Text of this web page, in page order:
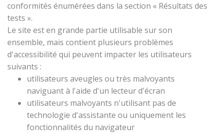
conformités énumérées dans la section « Résultats des
tests ».
Le site est en grande partie utilisable sur son
ensemble, mais contient plusieurs problèmes
d'accessibilité qui peuvent impacter les utilisateurs
suivants :
utilisateurs aveugles ou très malvoyants
naviguant à l'aide d'un lecteur d'écran
utilisateurs malvoyants n'utilisant pas de
technologie d'assistante ou uniquement les
fonctionnalités du navigateur